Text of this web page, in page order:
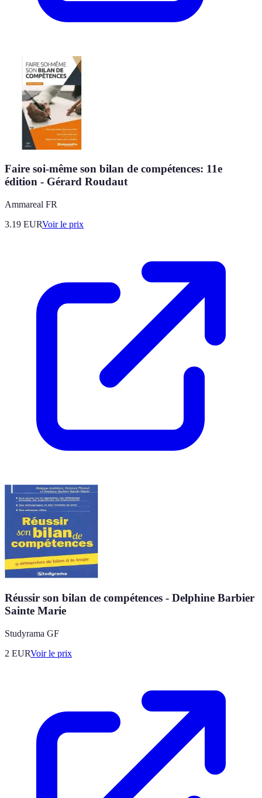
Faire soi-même son bilan de compétences: 11e
édition - Gérard Roudaut
Ammareal FR
3.19 EURVoir le prix
Réussir son bilan de compétences - Delphine Barbier
Sainte Marie
Studyrama GF
2 EURVoir le prix